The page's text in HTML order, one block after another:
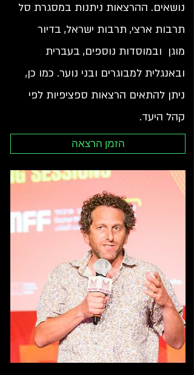
נושאים. ההרצאות ניתנות במסגרת סל
תרבות ארצי, תרבות ישראל, בדיור
מוגן ובמוסדות נוספים, בעברית
ובאנגלית למבוגרים ובני נוער. כמו כן,
ניתן להתאים הרצאות ספציפיות לפי
קהל היעד.
הזמן הרצאה